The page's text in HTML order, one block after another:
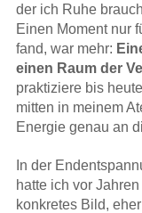
der ich Ruhe
Einen Moment nur
fand, war mehr:
einen Raum der
praktiziere bis
mitten in meinem
Energie genau an
In der
hatte ich vor
konkretes Bild,